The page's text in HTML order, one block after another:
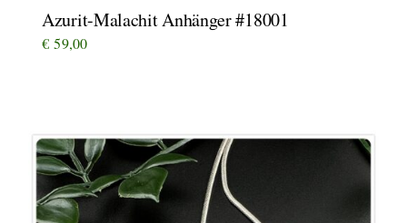
Azurit-Malachit Anhänger #18001
€ 59,00